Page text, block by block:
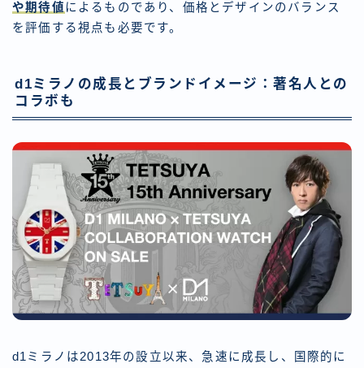
や期待値によるものであり、価格とデザインのバランス
を評価する視点も必要です。
d1ミラノの成長とブランドイメージ：著名人との
コラボも
d1ミラノは2013年の設立以来、急速に成長し、国際的に